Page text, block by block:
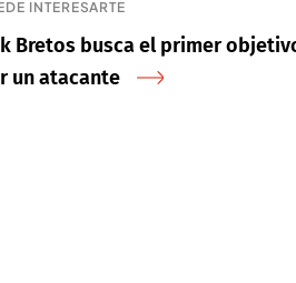
INTERESARTE
Bretos busca el primer
un atacante